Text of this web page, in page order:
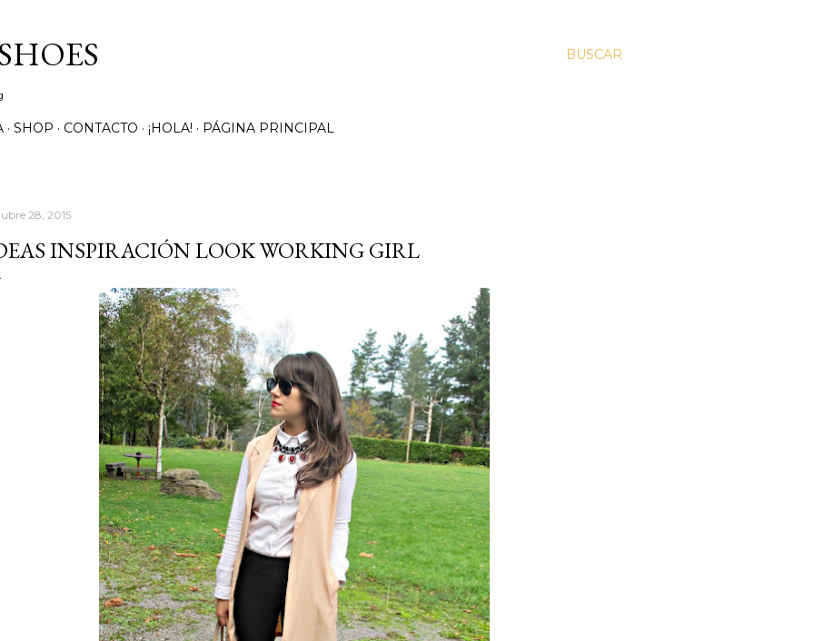
BUSCAR
SHOP CONTACTO ¡HOLA! PÁGINA PRINCIPAL
28, 2015
INSPIRACIÓN LOOK WORKING GIRL